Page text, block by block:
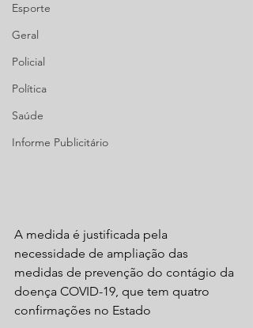
Esporte
Geral
Policial
Política
Saúde
Informe Publicitário
A medida é justificada pela
necessidade de ampliação das
medidas de prevenção do contágio da
doença COVID-19, que tem quatro
confirmações no Estado